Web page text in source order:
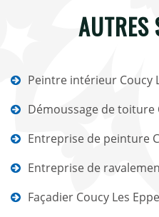
AUTRES
Peintre intérieur Coucy
Démoussage de toiture
Entreprise de peinture
Entreprise de
Façadier Coucy Les